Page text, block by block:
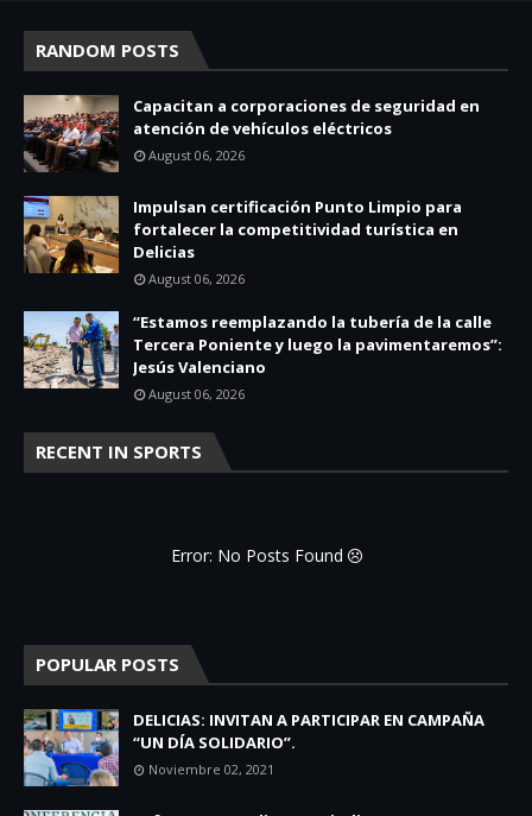
RANDOM POSTS
Capacitan a corporaciones de seguridad en
atención de vehículos eléctricos
August 06, 2026
Impulsan certificación Punto Limpio para
fortalecer la competitividad turística en
Delicias
August 06, 2026
“Estamos reemplazando la tubería de la calle
Tercera Poniente y luego la pavimentaremos”:
Jesús Valenciano
August 06, 2026
RECENT IN SPORTS
Error: No Posts Found
POPULAR POSTS
DELICIAS: INVITAN A PARTICIPAR EN CAMPAÑA
“UN DÍA SOLIDARIO”.
Noviembre 02, 2021